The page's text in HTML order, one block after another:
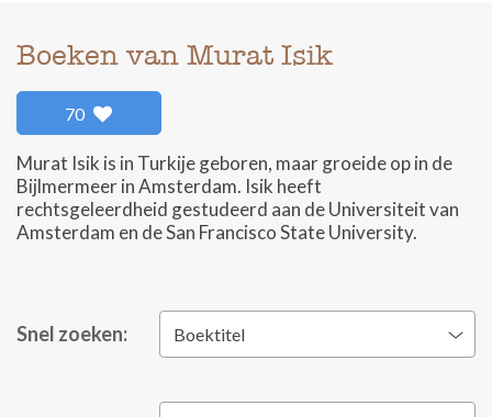
Boeken van Murat Isik
70
Murat Isik is in Turkije geboren, maar groeide op in de
Bijlmermeer in Amsterdam. Isik heeft
rechtsgeleerdheid gestudeerd aan de Universiteit van
Amsterdam en de San Francisco State University.
Snel zoeken: Boektitel